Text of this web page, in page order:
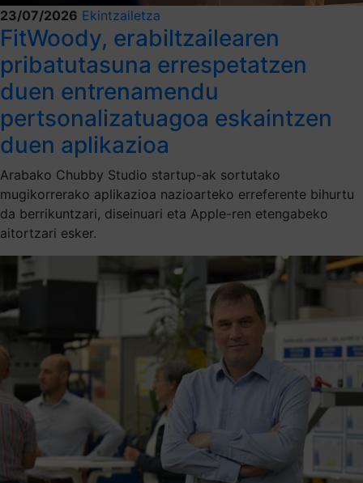
23/07/2026 Ekintzailetza
FitWoody, erabiltzailearen
pribatutasuna errespetatzen
duen entrenamendu
pertsonalizatuagoa eskaintzen
duen aplikazioa
Arabako Chubby Studio startup-ak sortutako
mugikorrerako aplikazioa nazioarteko erreferente bihurtu
da berrikuntzari, diseinuari eta Apple-ren etengabeko
aitortzari esker.